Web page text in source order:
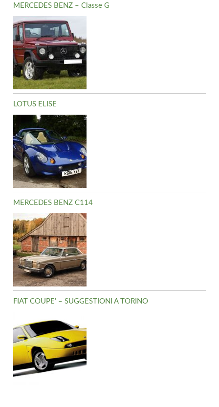
MERCEDES BENZ – Classe G
LOTUS ELISE
MERCEDES BENZ C114
FIAT COUPE’ – SUGGESTIONI A TORINO